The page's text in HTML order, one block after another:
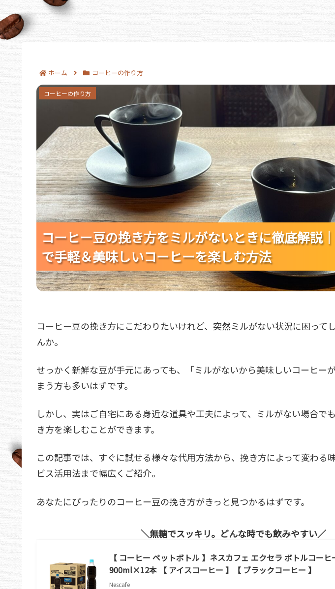
ホーム コーヒーの作り方
コーヒー豆の挽き方をミルがないときに徹底解説｜家庭の道具で手軽＆美味しいコー
コーヒー豆の挽き方をミルがないときに徹底解説
で手軽＆美味しいコーヒーを楽しむ方法
コーヒー豆の挽き方をミルがないときに徹底解説
で手軽＆美味しいコーヒーを楽しむ方法
コーヒー豆の挽き方をミルがないときに徹底解説
で手軽＆美味しいコーヒーを楽しむ方法
コーヒーの作り方
コーヒー豆の挽き方にこだわりたいけれど、突然ミルがない状況に困って
んか。
せっかく新鮮な豆が手元にあっても、「ミルがないから美味しいコーヒー
まう方も多いはずです。
しかし、実はご自宅にある身近な道具や工夫によって、ミルがない場合で
き方を楽しむことができます。
この記事では、すぐに試せる様々な代用方法から、挽き方によって変わる
ビス活用法まで幅広くご紹介。
あなたにぴったりのコーヒー豆の挽き方がきっと見つかるはずです。
無糖でスッキリ。どんな時でも飲みやすい
【 コーヒー ペットボトル 】ネスカフェ エクセラ ボトルコー
900ml×12本 【 アイスコーヒー 】【 ブラックコーヒー 】
Nescafe